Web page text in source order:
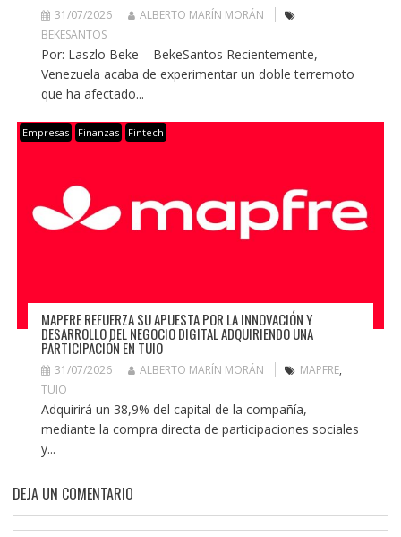
31/07/2026
ALBERTO MARÍN MORÁN
BEKESANTOS
Por: Laszlo Beke – BekeSantos Recientemente,
Venezuela acaba de experimentar un doble terremoto
que ha afectado...
Empresas Finanzas Fintech
MAPFRE REFUERZA SU APUESTA POR LA INNOVACIÓN Y
DESARROLLO DEL NEGOCIO DIGITAL ADQUIRIENDO UNA
PARTICIPACIÓN EN TUIO
31/07/2026 ALBERTO MARÍN MORÁN MAPFRE,
TUIO
Adquirirá un 38,9% del capital de la compañía,
mediante la compra directa de participaciones sociales
y...
DEJA UN COMENTARIO